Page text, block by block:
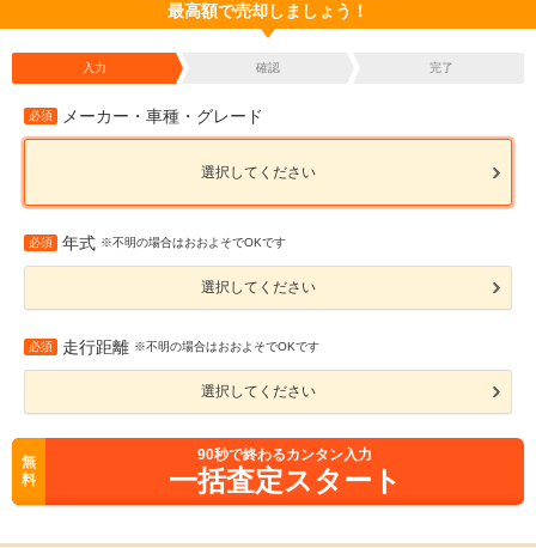
最高額で売却しましょう！
入力 確認 完了
必須 メーカー・車種・グレード
選択してください
必須 年式 ※不明の場合はおおよそでOKです
選択してください
必須 走行距離 ※不明の場合はおおよそでOKです
選択してください
無
料
90秒で終わるカンタン入力
一括査定スタート